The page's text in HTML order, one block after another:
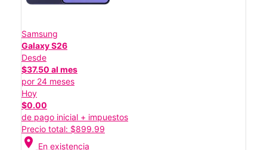
Samsung
Galaxy S26
Desde
$37.50 al mes
por 24 meses
Hoy
$0.00
de pago inicial + impuestos
Precio total: $899.99
location_on En existencia